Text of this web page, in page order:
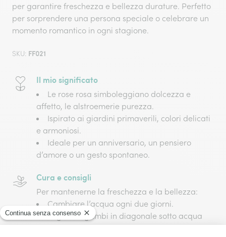
per garantire freschezza e bellezza durature. Perfetto
per sorprendere una persona speciale o celebrare un
momento romantico in ogni stagione.
SKU: FF021
Il mio significato
Le rose rosa simboleggiano dolcezza e
affetto, le alstroemerie purezza.
Ispirato ai giardini primaverili, colori delicati
e armoniosi.
Ideale per un anniversario, un pensiero
d’amore o un gesto spontaneo.
Cura e consigli
Per mantenerne la freschezza e la bellezza:
Cambiare l’acqua ogni due giorni.
Tagliare i gambi in diagonale sotto acqua